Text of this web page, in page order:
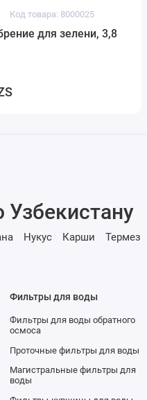
Код товара: 8000025
для зелени, 3,8
Нукус Карши Термез
Фильтры для воды
Фильтры для воды обратного
осмоса
Проточные фильтры для воды
Магистральные фильтры для
воды